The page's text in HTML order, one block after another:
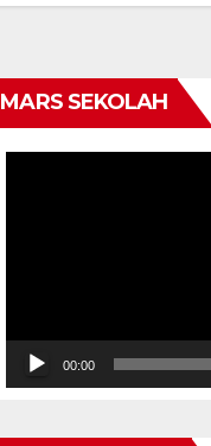
MARS SEKOLAH
00:00